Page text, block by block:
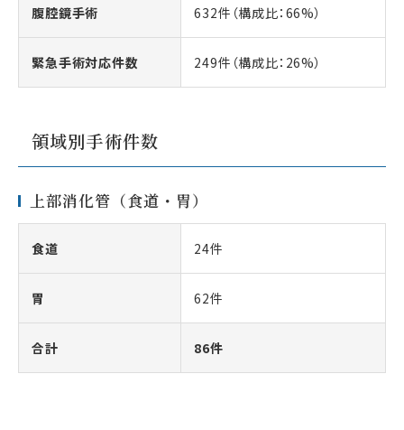
腹腔鏡手術 632件（構成比：66%）
緊急手術対応件数 249件（構成比：26%）
領域別手術件数
上部消化管（食道・胃）
食道 24件
胃 62件
合計 86件